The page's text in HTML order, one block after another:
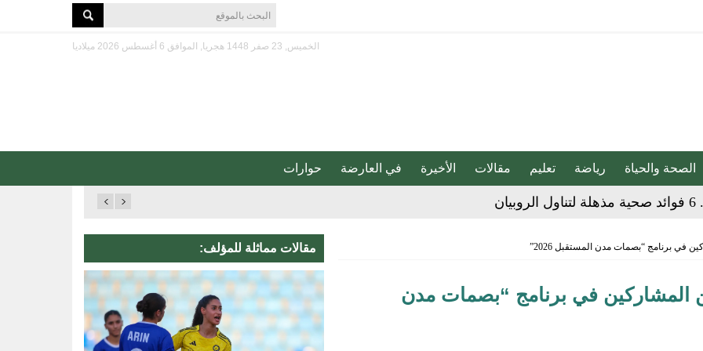
الخميس, 23 صفر 1448 هجريا, الموافق 6 أغسطس 2026 ميلاديا
الصحة والحياة رياضة تعليم مقالات الأخيرة في العارضة حوارات
عقب فوزه على الهلال برباعية
التقنيات الحديثة لخدمة الأشخاص ذوي الإعاقة السمعية
في برنامج “بصمات مدن المستقبل 2026”
المشاركين في برنامج “بصمات مدن
مقالات مماثلة للمؤلف: